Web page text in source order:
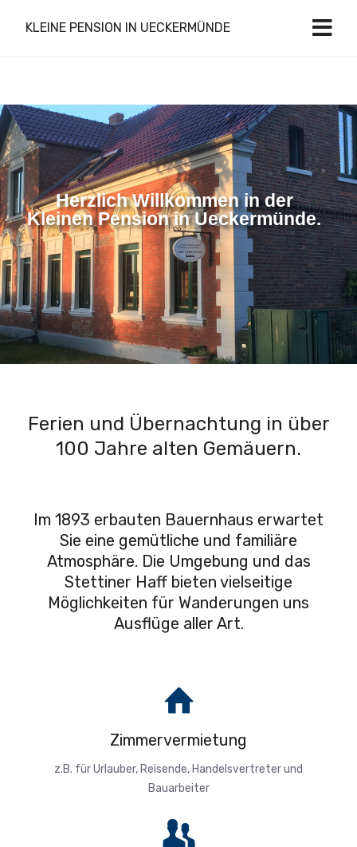
KLEINE PENSION IN UECKERMÜNDE
Herzlich Willkommen in der
Kleinen Pension in Ueckermünde.
Ferien und Übernachtung in über
100 Jahre alten Gemäuern.
Im 1893 erbauten Bauernhaus erwartet
Sie eine gemütliche und familiäre
Atmosphäre. Die Umgebung und das
Stettiner Haff bieten vielseitige
Möglichkeiten für Wanderungen uns
Ausflüge aller Art.
Zimmervermietung
z.B. für Urlauber, Reisende, Handelsvertreter und
Bauarbeiter